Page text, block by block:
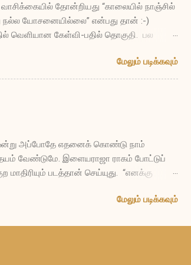
தோன்றியது “காலையில் நாஞ்சில்
நல்ல யோசனையில்லை” என்பது தான் :-)
வெளியான கேள்வி-பதில் தொகுதி. பல
கேட்ட வசனம்? ப: “நீங்க பேசுனதையெல்லாம்
ஓய்வுபெற்ற நீதிபதிகள்; காத்திருப்போர்
நட்சத்திரங்களின் ஒப்பனைக் கலைஞர்கள்;
மாமியார் மற்றும் விலைமகளின் தாயார்.
மேலும் படிக்கவும்
ஒன்று அப்போதே எதனைக் கொண்டு நாம்
இளையராஜா ராகம் போட்டுப்
படத்தான் செய்யுது. “எனக்கு
பாத்து சிரிக்கவும்தான் செய்யுது.
ஒசத்தியான பொன் மனசைத் தேடிப் போகப்
போட்டுகிட்டுச் சொல்லுது. அந்த வேஷத்தை
ஒ...
மேலும் படிக்கவும்